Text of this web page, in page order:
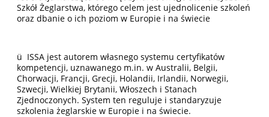
Szkół Żeglarstwa, którego celem jest ujednolicenie szkoleń
oraz dbanie o ich poziom w Europie i na świecie
ü ISSA jest autorem własnego systemu certyfikatów
kompetencji, uznawanego m.in. w Australii, Belgii,
Chorwacji, Francji, Grecji, Holandii, Irlandii, Norwegii,
Szwecji, Wielkiej Brytanii, Włoszech i Stanach
Zjednoczonych. System ten reguluje i standaryzuje
szkolenia żeglarskie w Europie i na świecie.